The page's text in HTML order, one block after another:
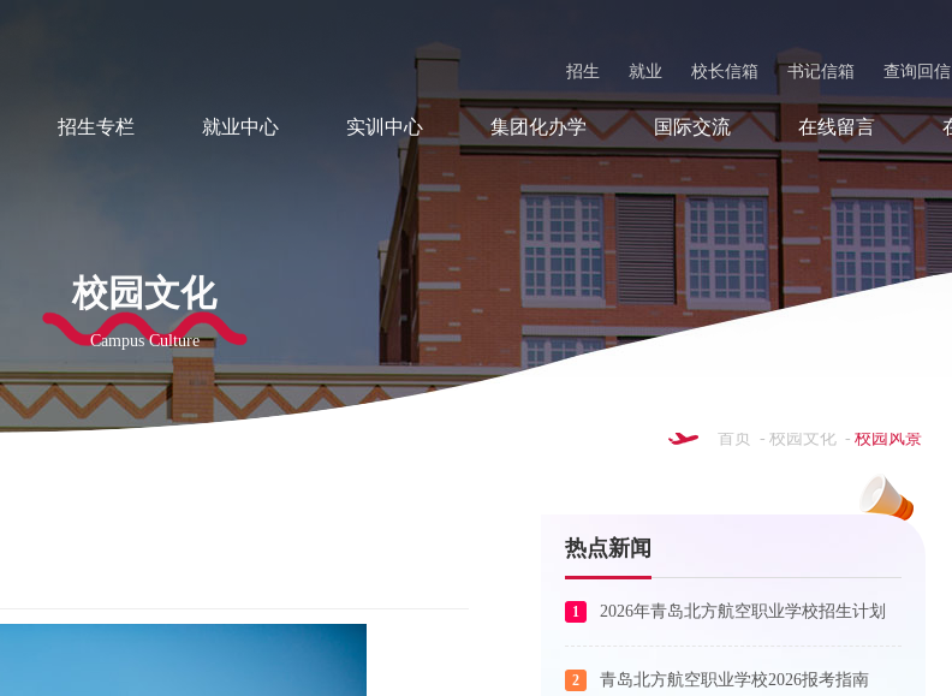
校园文化
Campus Culture
招生 就业 校长信箱 书记信箱 查询回信
招生专栏 就业中心 实训中心 集团化办学 国际交流 在线留言
首页 - 校园文化 - 校园风景
热点新闻
1 2026年青岛北方航空职业学校招生计划
2 青岛北方航空职业学校2026报考指南